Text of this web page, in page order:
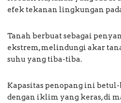
efek tekanan lingkungan
Tanah berbuat sebagai
ekstrem, melindungi akar
suhu yang tiba-tiba.
Kapasitas penopang ini
dengan iklim yang keras, di